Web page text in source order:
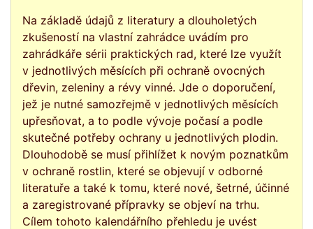
Na základě údajů z literatury a dlouholetých
zkušeností na vlastní zahrádce uvádím pro
zahrádkáře sérii praktických rad, které lze využít
v jednotlivých měsících při ochraně ovocných
dřevin, zeleniny a révy vinné. Jde o doporučení,
jež je nutné samozřejmě v jednotlivých měsících
upřesňovat, a to podle vývoje počasí a podle
skutečné potřeby ochrany u jednotlivých plodin.
Dlouhodobě se musí přihlížet k novým poznatkům
v ochraně rostlin, které se objevují v odborné
literatuře a také k tomu, které nové, šetrné, účinné
a zaregistrované přípravky se objeví na trhu.
Cílem tohoto kalendářního přehledu je uvést